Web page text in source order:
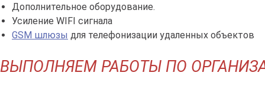
Дополнительное оборудование.
Усиление WIFI сигнала
GSM шлюзы для телефонизации удаленных объектов
ВЫПОЛНЯЕМ РАБОТЫ ПО